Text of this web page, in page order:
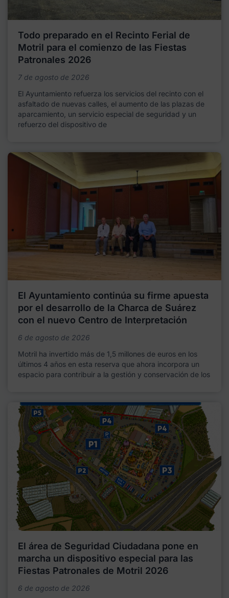
Todo preparado en el Recinto Ferial de
Motril para el comienzo de las Fiestas
Patronales 2026
7 de agosto de 2026
El Ayuntamiento refuerza los servicios del recinto con el
asfaltado de nuevas calles, el aumento de las plazas de
aparcamiento, un servicio especial de seguridad y un
refuerzo del dispositivo de
El Ayuntamiento continúa su firme apuesta
por el desarrollo de la Charca de Suárez
con el nuevo Centro de Interpretación
6 de agosto de 2026
Motril ha invertido más de 1,5 millones de euros en los
últimos 4 años en esta reserva que ahora incorpora un
espacio para contribuir a la gestión y conservación de los
El área de Seguridad Ciudadana pone en
marcha un dispositivo especial para las
Fiestas Patronales de Motril 2026
6 de agosto de 2026